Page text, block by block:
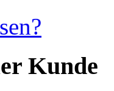
Kunde